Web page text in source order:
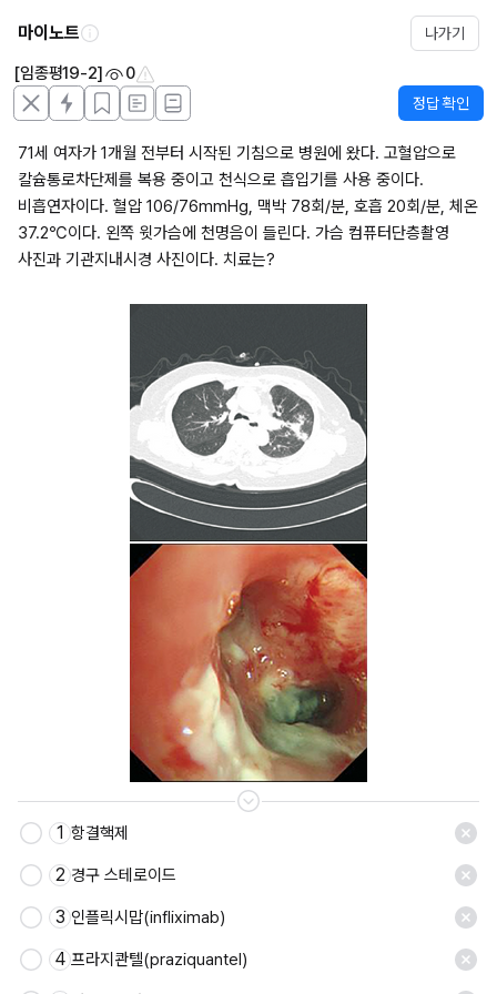
마이노트 나가기
[임종평19-2] 0
정답 확인
71세 여자가 1개월 전부터 시작된 기침으로 병원에 왔다. 고혈압으로
칼슘통로차단제를 복용 중이고 천식으로 흡입기를 사용 중이다.
비흡연자이다. 혈압 106/76mmHg, 맥박 78회/분, 호흡 20회/분, 체온
37.2℃이다. 왼쪽 윗가슴에 천명음이 들린다. 가슴 컴퓨터단층촬영
사진과 기관지내시경 사진이다. 치료는?
1 항결핵제
2 경구 스테로이드
3 인플릭시맙(infliximab)
4 프라지콴텔(praziquantel)